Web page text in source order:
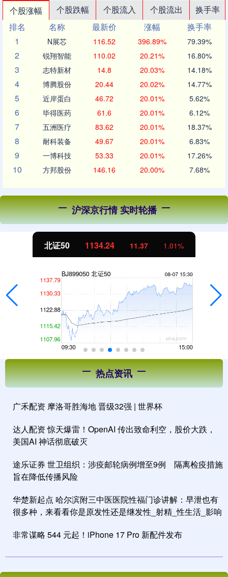
个股涨幅 个股跌幅 个股流入 个股流出
换手率
排名
名称 最新价 涨幅
换手率
1
N展芯 116.52 396.89% 79.39%
2 锐翔智能 110.02 20.21% 16.80%
3 志特新材 14.8 20.03% 14.18%
4 博腾股份 20.44 20.02% 14.77%
5 近岸蛋白 46.72 20.01% 5.62%
6 毕得医药 61.6 20.01% 6.12%
7 五洲医疗 83.62 20.01% 18.37%
8 耐科装备 49.67 20.01% 6.83%
9 一博科技 53.33 20.01% 17.26%
10 方邦股份 146.16 20.00% 7.68%
沪深京行情 实时轮播
北证50 1134.24 11.37 1.01%
热点资讯
广禾配资 摩洛哥胜海地 晋级32强 | 世界杯
达人配资 惊天爆雷！OpenAI 传出致命利空，股价大跌，
美国AI 神话彻底破灭
途乐证券 世卫组织：涉疫邮轮病例增至9例 隔离检疫措施
旨在降低传播风险
华楚新起点 哈尔滨附三中医医院性福门诊讲解：早泄也有
很多种，来看看你是原发性还是继发性_射精_性生活_影响
非常谋略 544 元起！iPhone 17 Pro 新配件发布